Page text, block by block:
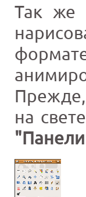
Так же
Прежде,
на